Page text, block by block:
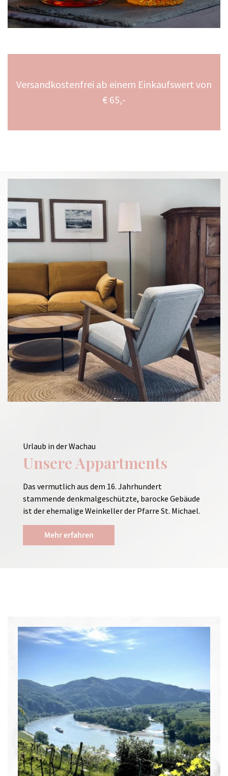
Versandkostenfrei ab einem Einkaufswert von
€ 65,-
Urlaub in der Wachau
Unsere Appartments
Das vermutlich aus dem 16. Jahrhundert
stammende denkmalgeschützte, barocke Gebäude
ist der ehemalige Weinkeller der Pfarre St. Michael.
Mehr erfahren